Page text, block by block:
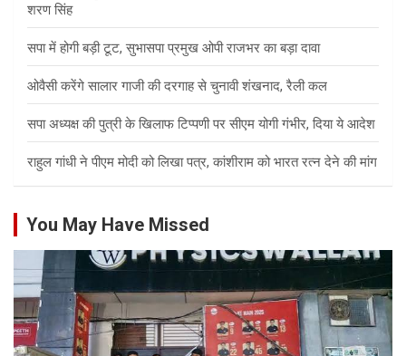
शरण सिंह
सपा में होगी बड़ी टूट, सुभासपा प्रमुख ओपी राजभर का बड़ा दावा
ओवैसी करेंगे सालार गाजी की दरगाह से चुनावी शंखनाद, रैली कल
सपा अध्यक्ष की पुत्री के खिलाफ टिप्पणी पर सीएम योगी गंभीर, दिया ये आदेश
राहुल गांधी ने पीएम मोदी को लिखा पत्र, कांशीराम को भारत रत्न देने की मांग
You May Have Missed